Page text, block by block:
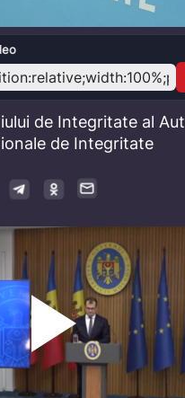
de Integritate al
de Integritate